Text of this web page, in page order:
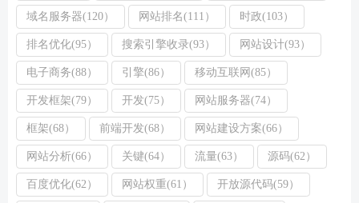
域名服务器(120） 网站排名(111） 时政(103）
排名优化(95） 搜索引擎收录(93） 网站设计(93）
电子商务(88） 引擎(86） 移动互联网(85）
开发框架(79） 开发(75） 网站服务器(74）
框架(68） 前端开发(68） 网站建设方案(66）
网站分析(66） 关键(64） 流量(63） 源码(62）
百度优化(62） 网站权重(61） 开放源代码(59）